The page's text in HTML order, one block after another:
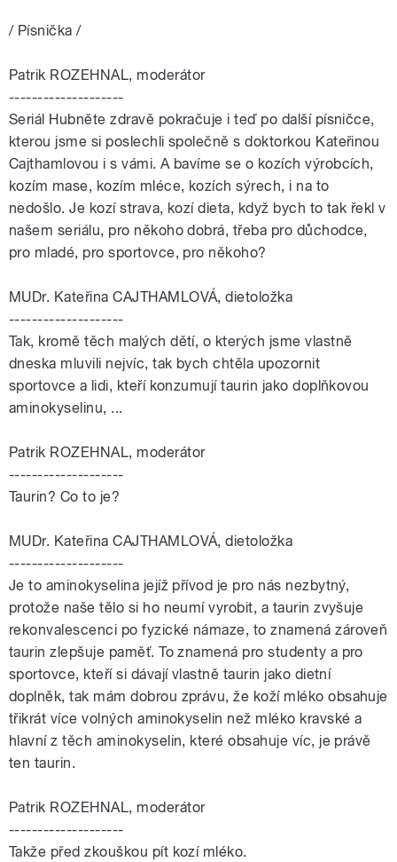
/ Písnička /
Patrik ROZEHNAL, moderátor
--------------------
Seriál Hubněte zdravě pokračuje i teď po další písničce,
kterou jsme si poslechli společně s doktorkou Kateřinou
Cajthamlovou i s vámi. A bavíme se o kozích výrobcích,
kozím mase, kozím mléce, kozích sýrech, i na to
nedošlo. Je kozí strava, kozí dieta, když bych to tak řekl v
našem seriálu, pro někoho dobrá, třeba pro důchodce,
pro mladé, pro sportovce, pro někoho?
MUDr. Kateřina CAJTHAMLOVÁ, dietoložka
--------------------
Tak, kromě těch malých dětí, o kterých jsme vlastně
dneska mluvili nejvíc, tak bych chtěla upozornit
sportovce a lidi, kteří konzumují taurin jako doplňkovou
aminokyselinu, ...
Patrik ROZEHNAL, moderátor
--------------------
Taurin? Co to je?
MUDr. Kateřina CAJTHAMLOVÁ, dietoložka
--------------------
Je to aminokyselina jejíž přívod je pro nás nezbytný,
protože naše tělo si ho neumí vyrobit, a taurin zvyšuje
rekonvalescenci po fyzické námaze, to znamená zároveň
taurin zlepšuje paměť. To znamená pro studenty a pro
sportovce, kteří si dávají vlastně taurin jako dietní
doplněk, tak mám dobrou zprávu, že koží mléko obsahuje
třikrát více volných aminokyselin než mléko kravské a
hlavní z těch aminokyselin, které obsahuje víc, je právě
ten taurin.
Patrik ROZEHNAL, moderátor
--------------------
Takže před zkouškou pít kozí mléko.